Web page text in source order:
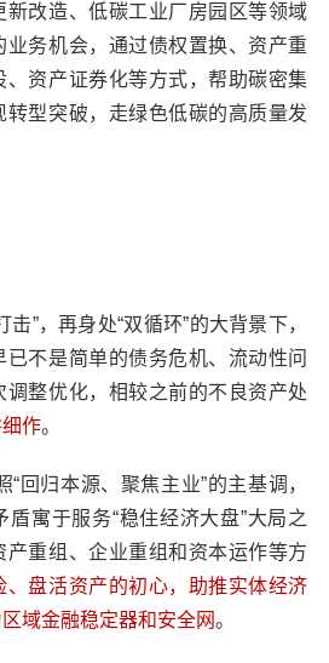
新改造、低碳工业厂房园区等领域
业务机会，通过债权置换、资产重
、资产证券化等方式，帮助碳密集
转型突破，走绿色低碳的高质量发
”，再身处“双循环”的大背景下，
已不是简单的债务危机、流动性问
整优化，相较之前的不良资产处
作。
回归本源、聚焦主业”的主基调，
寓于服务“稳住经济大盘”大局之
产重组、企业重组和资本运作等方
、盘活资产的初心，助推实体经济
域金融稳定器和安全网。